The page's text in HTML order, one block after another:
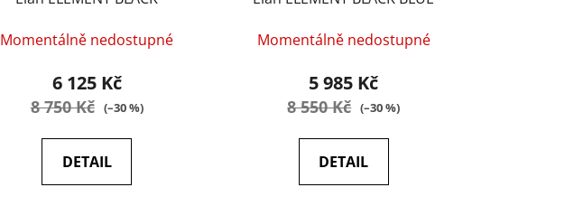
Momentálně nedostupné
6 125 Kč
8 750 Kč (–30 %)
DETAIL
Momentálně nedostupné
5 985 Kč
8 550 Kč (–30 %)
DETAIL